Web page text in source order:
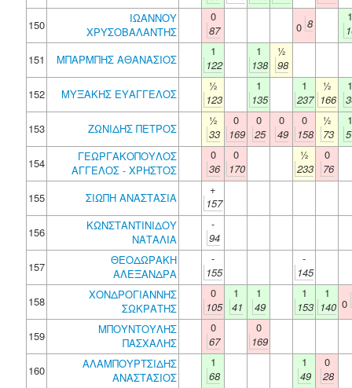
150
ΙΩΑΝΝΟΥ
ΧΡΥΣΟΒΑΛΑΝΤΗΣ
0
87
0 8
1
151
ΜΠΑΡΜΠΗΣ ΑΘΑΝΑΣΙΟΣ
1
122
1
138
½
98
152
ΜΥΞΑΚΗΣ ΕΥΑΓΓΕΛΟΣ
½
123
1
135
1
237
½
166
1
153
ΖΩΝΙΔΗΣ ΠΕΤΡΟΣ
½
33
0
169
0
25
0
49
0
158
½
73
1
154
ΓΕΩΡΓΑΚΟΠΟΥΛΟΣ
ΑΓΓΕΛΟΣ - ΧΡΗΣΤΟΣ
0
36
0
170
½
233
0
76
155
ΣΙΩΠΗ ΑΝΑΣΤΑΣΙΑ
+
157
156
ΚΩΝΣΤΑΝΤΙΝΙΔΟΥ
ΝΑΤΑΛΙΑ
-
94
157
ΘΕΟΔΩΡΑΚΗ
ΑΛΕΞΑΝΔΡΑ
-
155
-
145
158
ΧΟΝΔΡΟΓΙΑΝΝΗΣ
ΣΩΚΡΑΤΗΣ
0
105
1
41
1
49
1
153
1
140 0
159
ΜΠΟΥΝΤΟΥΛΗΣ
ΠΑΣΧΑΛΗΣ
0
67
0
169
160
ΑΛΑΜΠΟΥΡΤΣΙΔΗΣ
ΑΝΑΣΤΑΣΙΟΣ
1
68
1
49
0
28